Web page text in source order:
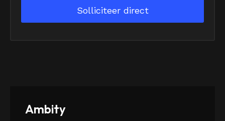
Solliciteer direct
Ambity